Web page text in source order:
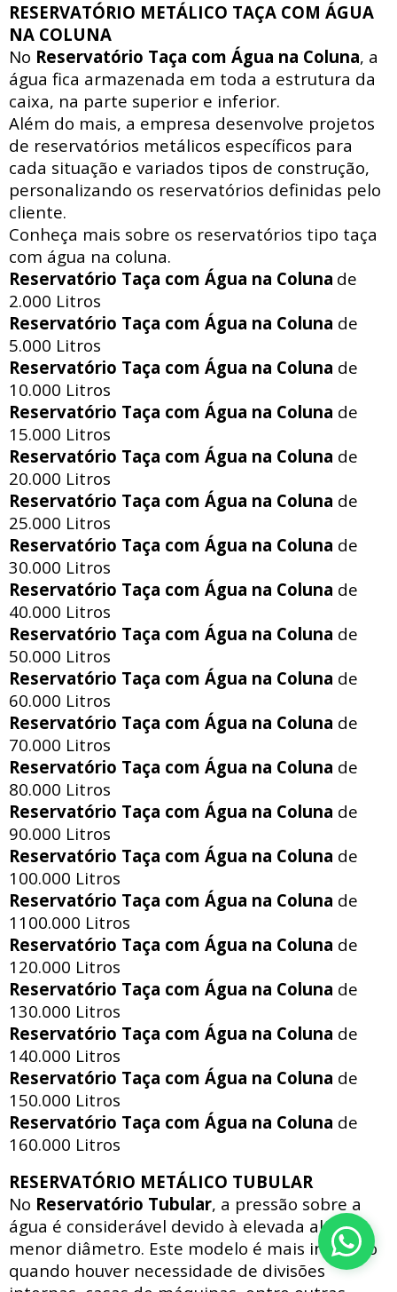
RESERVATÓRIO METÁLICO TAÇA COM ÁGUA
NA COLUNA
No Reservatório Taça com Água na Coluna, a
água fica armazenada em toda a estrutura da
caixa, na parte superior e inferior.
Além do mais, a empresa desenvolve projetos
de reservatórios metálicos específicos para
cada situação e variados tipos de construção,
personalizando os reservatórios definidas pelo
cliente.
Conheça mais sobre os reservatórios tipo taça
com água na coluna.
Reservatório Taça com Água na Coluna de
2.000 Litros
Reservatório Taça com Água na Coluna de
5.000 Litros
Reservatório Taça com Água na Coluna de
10.000 Litros
Reservatório Taça com Água na Coluna de
15.000 Litros
Reservatório Taça com Água na Coluna de
20.000 Litros
Reservatório Taça com Água na Coluna de
25.000 Litros
Reservatório Taça com Água na Coluna de
30.000 Litros
Reservatório Taça com Água na Coluna de
40.000 Litros
Reservatório Taça com Água na Coluna de
50.000 Litros
Reservatório Taça com Água na Coluna de
60.000 Litros
Reservatório Taça com Água na Coluna de
70.000 Litros
Reservatório Taça com Água na Coluna de
80.000 Litros
Reservatório Taça com Água na Coluna de
90.000 Litros
Reservatório Taça com Água na Coluna de
100.000 Litros
Reservatório Taça com Água na Coluna de
1100.000 Litros
Reservatório Taça com Água na Coluna de
120.000 Litros
Reservatório Taça com Água na Coluna de
130.000 Litros
Reservatório Taça com Água na Coluna de
140.000 Litros
Reservatório Taça com Água na Coluna de
150.000 Litros
Reservatório Taça com Água na Coluna de
160.000 Litros
RESERVATÓRIO METÁLICO TUBULAR
No Reservatório Tubular, a pressão sobre a
água é considerável devido à elevada altura e
menor diâmetro. Este modelo é mais indicado
quando houver necessidade de divisões